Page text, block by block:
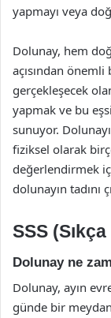
yapmayı veya
Dolunay, hem
açısından
gerçekleşecek
yapmak ve bu
sunuyor.
fiziksel olarak
değerlendirmek
dolunayın tadını
SSS
Dolunay ne
Dolunay, ayın
günde bir